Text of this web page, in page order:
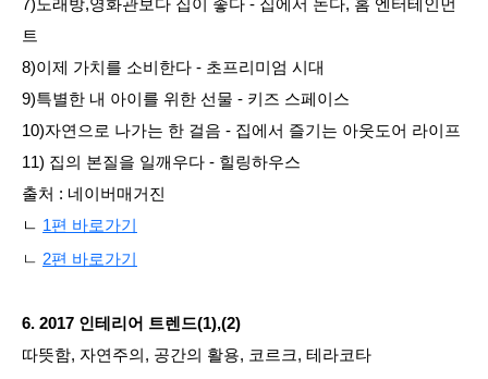
7)노래방,영화관보다 집이 좋다 - 집에서 논다, 홈 엔터테인먼
트
8)이제 가치를 소비한다 - 초프리미엄 시대
9)특별한 내 아이를 위한 선물 - 키즈 스페이스
10)자연으로 나가는 한 걸음 - 집에서 즐기는 아웃도어 라이프
11) 집의 본질을 일깨우다 - 힐링하우스
출처 : 네이버매거진
ㄴ 1편 바로가기
ㄴ 2편 바로가기
6. 2017 인테리어 트렌드(1),(2)
따뜻함, 자연주의, 공간의 활용, 코르크, 테라코타